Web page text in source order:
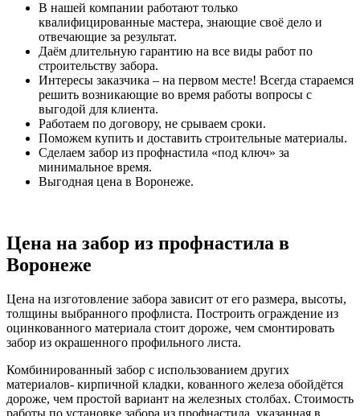
В нашей компании работают только
квалифицированные мастера, знающие своё дело и
отвечающие за результат.
Даём длительную гарантию на все виды работ по
строительству забора.
Интересы заказчика – на первом месте! Всегда стараемся
решить возникающие во время работы вопросы с
выгодой для клиента.
Работаем по договору, не срываем сроки.
Поможем купить и доставить строительные материалы.
Сделаем забор из профнастила «под ключ» за
минимальное время.
Выгодная цена в Воронеже.
Цена на забор из профнастила в
Воронеже
Цена на изготовление забора зависит от его размера, высоты,
толщины выбранного профлиста. Построить ограждение из
оцинкованного материала стоит дороже, чем смонтировать
забор из окрашенного профильного листа.
Комбинированный забор с использованием других
материалов- кирпичной кладки, кованного железа обойдётся
дороже, чем простой вариант на железных столбах. Стоимость